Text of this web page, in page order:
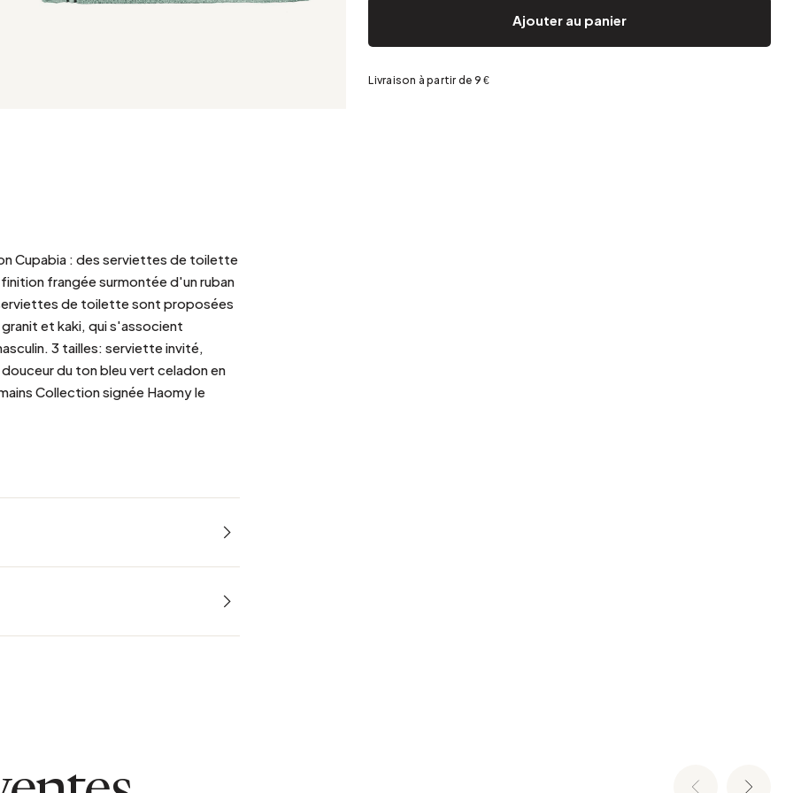
Argenté
Ajouter au panier
Livraison à partir de 9 €
Cupabia : des serviettes de toilette
frangée surmontée d'un ruban
de toilette sont proposées
et kaki, qui s'associent
3 tailles: serviette invité,
du ton bleu vert celadon en
Collection signée Haomy le